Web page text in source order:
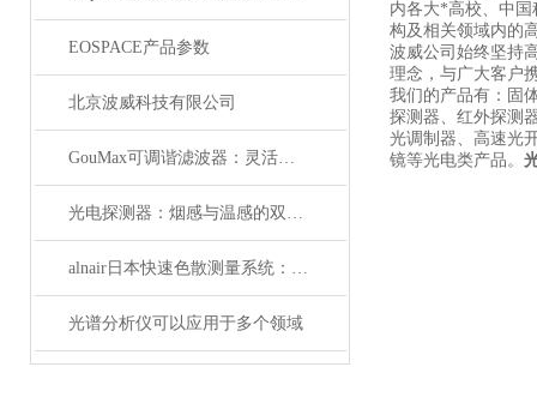
EOSPACE产品参数
北京波威科技有限公司
GouMax可调谐滤波器：灵活性与性能的结合
光电探测器：烟感与温感的双重角色
alnair日本快速色散测量系统：精准捕捉光学世界的瞬息万变
光谱分析仪可以应用于多个领域
内各大*高校、中
构及相关领域内的
波威公司始终坚持
理念，与广大客户
我们的产品有：固
探测器、红外探测
光调制器、高速光
镜等光电类产品。